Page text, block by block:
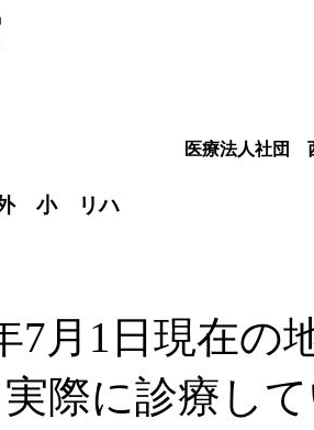
医療法人社団
小 リハ
7月1日現在の
際に診療し